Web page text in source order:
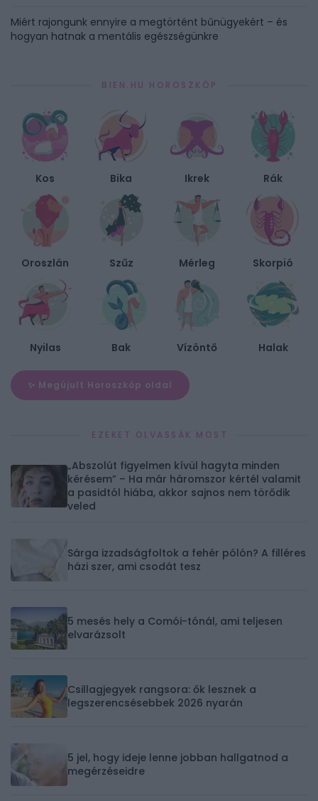
Miért rajongunk ennyire a megtörtént bűnügyekért – és
hogyan hatnak a mentális egészségünkre
BIEN.HU HOROSZKÓP
Kos Bika Ikrek Rák
Oroszlán Szűz Mérleg Skorpió
Nyilas Bak Vízöntő Halak
✨ Megújult Horoszkóp oldal
EZEKET OLVASSÁK MOST
„Abszolút figyelmen kívül hagyta minden
kérésem” – Ha már háromszor kértél valamit
a pasidtól hiába, akkor sajnos nem törődik
veled
Sárga izzadságfoltok a fehér pólón? A filléres
házi szer, ami csodát tesz
5 mesés hely a Comói-tónál, ami teljesen
elvarázsolt
Csillagjegyek rangsora: ők lesznek a
legszerencsésebbek 2026 nyarán
5 jel, hogy ideje lenne jobban hallgatnod a
megérzéseidre